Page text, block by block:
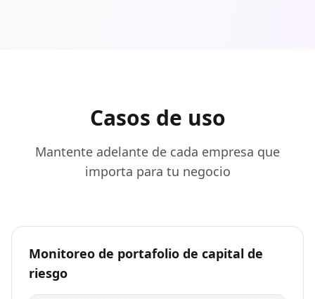
Casos de uso
Mantente adelante de cada empresa que
importa para tu negocio
Monitoreo de portafolio de capital de
riesgo